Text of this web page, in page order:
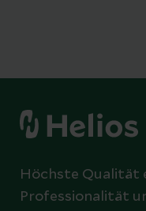
Höchste Qualität
Professionalität